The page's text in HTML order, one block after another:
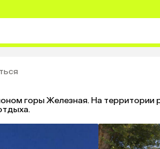
горы Железная. На